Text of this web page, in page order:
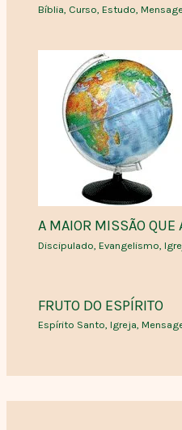
Bíblia, Curso, Estudo,
A MAIOR MISSÃO
Discipulado Evangelismo
FRUTO DO ESPÍRITO
Espírito Santo, Igreja,